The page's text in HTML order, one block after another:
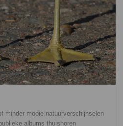
minder mooie natuurverschijnselen
albums thuishoren